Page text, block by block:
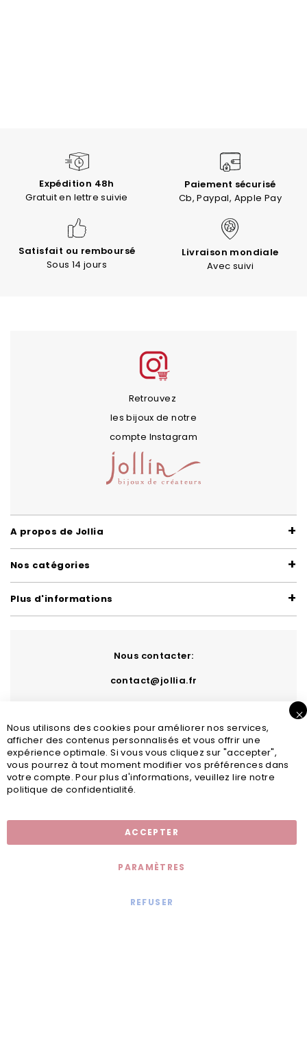
Expédition 48h
Gratuit en lettre suivie
Paiement sécurisé
Cb, Paypal, Apple Pay
Satisfait ou remboursé
Sous 14 jours
Livraison mondiale
Avec suivi
Retrouvez
les bijoux de notre
compte Instagram
A propos de Jollia
Nos catégories
Plus d'informations
Nous contacter:
contact@jollia.fr
Nous utilisons des cookies pour améliorer nos services,
afficher des contenus personnalisés et vous offrir une
expérience optimale. Si vous vous cliquez sur "accepter",
vous pourrez à tout moment modifier vos préférences dans
votre compte. Pour plus d'informations, veuillez lire notre
politique de confidentialité.
ACCEPTER
PARAMÈTRES
REFUSER